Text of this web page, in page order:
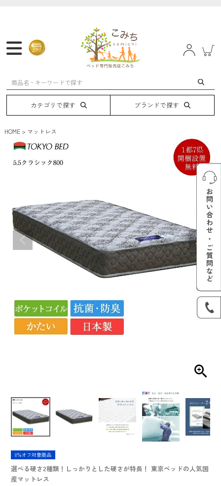
マットレス フレーム ベッド 電動ベッド
カテゴリで探す ブランドで探す
HOME マットレス
8％オフ対象商品
選べる硬さ2種類！しっかりとした硬さが特長！ 東京ベッドの人気国
産マットレス